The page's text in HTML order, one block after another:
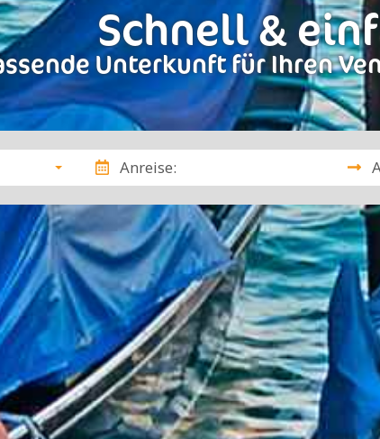
Schnell &
Unterkunft für Ihren
Anreise: